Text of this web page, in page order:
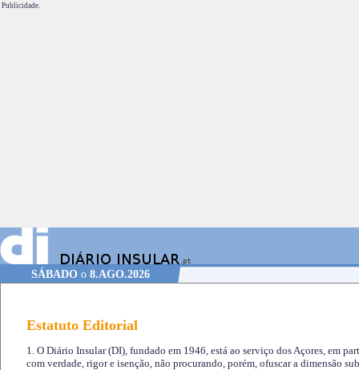
Publicidade.
SÁBADOo 8.AGO.2026
Estatuto Editorial
1. O Diário Insular (DI), fundado em 1946, está ao serviço dos Açores, em
com verdade, rigor e isenção, não procurando, porém, ofuscar a dimensão